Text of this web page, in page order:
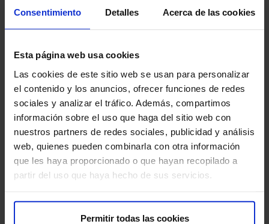
Consentimiento Detalles Acerca de las cookies
Esta página web usa cookies
Las cookies de este sitio web se usan para personalizar
el contenido y los anuncios, ofrecer funciones de redes
sociales y analizar el tráfico. Además, compartimos
información sobre el uso que haga del sitio web con
nuestros partners de redes sociales, publicidad y análisis
web, quienes pueden combinarla con otra información
que les haya proporcionado o que hayan recopilado a
partir del uso que haya hecho de sus servicios.
Permitir todas las cookies
También te puede interesar
¿Cómo afrontar el inicio de la Alimentación
complementaria?